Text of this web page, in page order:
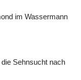
im Wassermann
Sehnsucht nach